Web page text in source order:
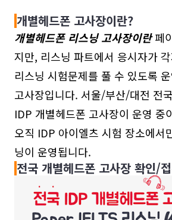
개별헤드폰 고사장이란?
개별헤드폰 리스닝 고사장이란페
지만, 리스닝 파트에서 응시자가
리스닝 시험문제를 풀 수 있도록
고사장입니다. 서울/부산/대전 전
IDP 개별헤드폰 고사장이 운영 중
오직 IDP 아이엘츠 시험 장소에서
닝이 운영됩니다.
전국 개별헤드폰 고사장 확인/